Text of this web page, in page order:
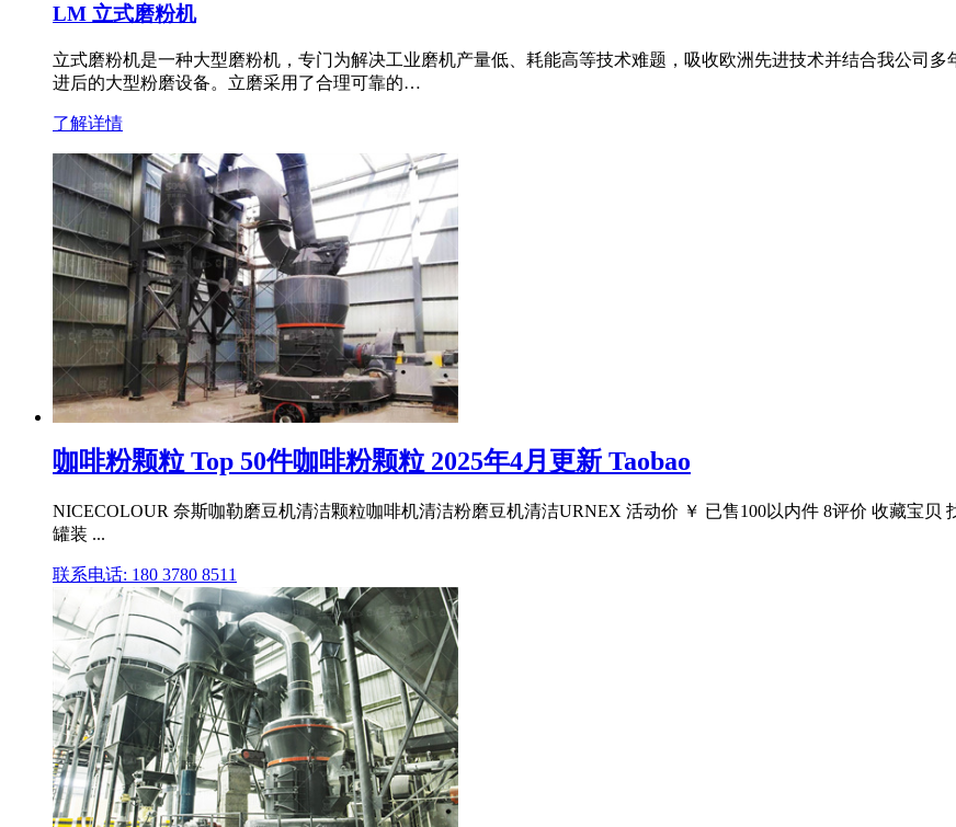
LM 立式磨粉机
立式磨粉机是一种大型磨粉机，专门为解决工业磨机产量低、耗能高等技术难题，吸收欧洲先进技术并结合我公司
进后的大型粉磨设备。立磨采用了合理可靠的…
了解详情
咖啡粉颗粒 Top 50件咖啡粉颗粒 2025年4月更新 Taobao
NICECOLOUR 奈斯咖勒磨豆机清洁颗粒咖啡机清洁粉磨豆机清洁URNEX 活动价 ￥ 已售100以内件 8评价 收藏宝贝
罐装 ...
联系电话: 180 3780 8511